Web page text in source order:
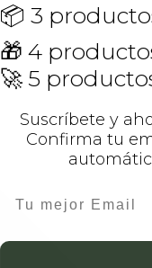
📦 3
🎁 4
🚀 5
Suscríbete y
Confirma tu